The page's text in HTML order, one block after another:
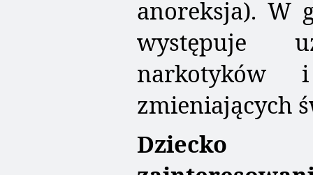
anoreksja). W
występuje
narkotyków
zmieniających